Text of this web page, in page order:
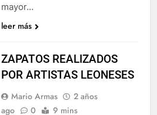
mayor…
leer más
ZAPATOS REALIZADOS
POR ARTISTAS LEONESES
Mario Armas
2 años
ago
0 9 mins